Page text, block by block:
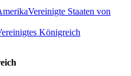
Vereinigte Staaten von
Königreich